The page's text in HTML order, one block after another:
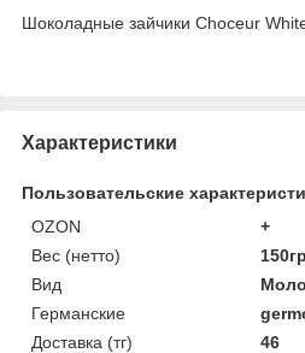
Шоколадные зайчики Choceur
Характеристики
Пользовательские
OZON
+
Вес (нетто)
150гр
Вид
Германские
Доставка (тг)
46